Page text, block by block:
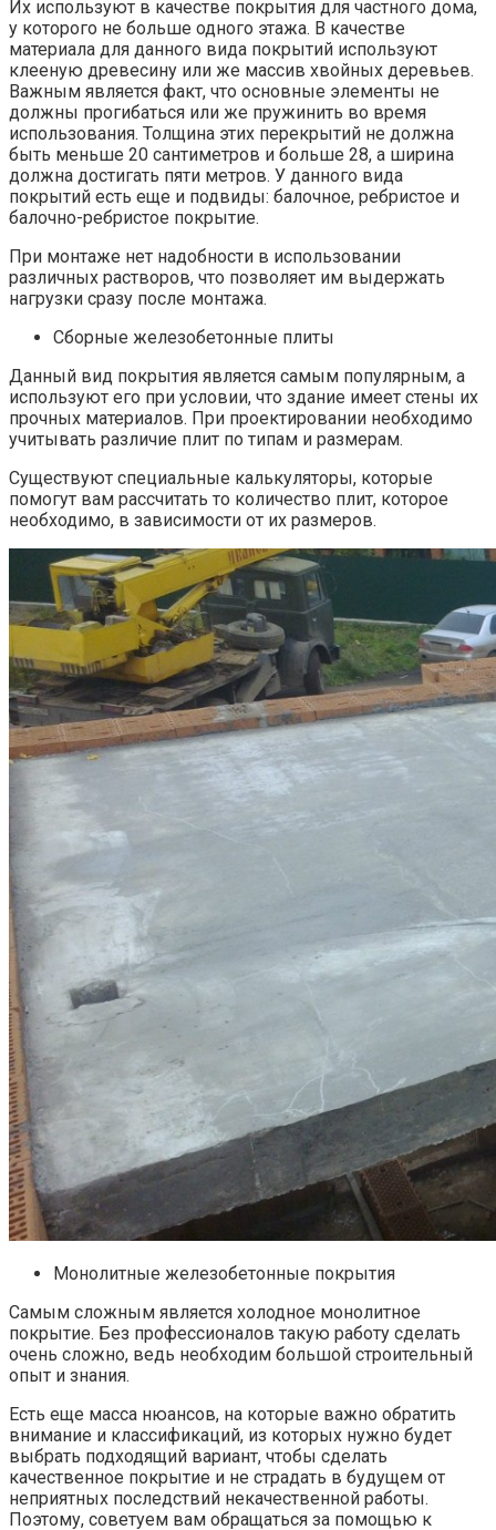
Их используют в качестве покрытия для частного дома,
у которого не больше одного этажа. В качестве
материала для данного вида покрытий используют
клееную древесину или же массив хвойных деревьев.
Важным является факт, что основные элементы не
должны прогибаться или же пружинить во время
использования. Толщина этих перекрытий не должна
быть меньше 20 сантиметров и больше 28, а ширина
должна достигать пяти метров. У данного вида
покрытий есть еще и подвиды: балочное, ребристое и
балочно-ребристое покрытие.
При монтаже нет надобности в использовании
различных растворов, что позволяет им выдержать
нагрузки сразу после монтажа.
Сборные железобетонные плиты
Данный вид покрытия является самым популярным, а
используют его при условии, что здание имеет стены их
прочных материалов. При проектировании необходимо
учитывать различие плит по типам и размерам.
Существуют специальные калькуляторы, которые
помогут вам рассчитать то количество плит, которое
необходимо, в зависимости от их размеров.
Монолитные железобетонные покрытия
Самым сложным является холодное монолитное
покрытие. Без профессионалов такую работу сделать
очень сложно, ведь необходим большой строительный
опыт и знания.
Есть еще масса нюансов, на которые важно обратить
внимание и классификаций, из которых нужно будет
выбрать подходящий вариант, чтобы сделать
качественное покрытие и не страдать в будущем от
неприятных последствий некачественной работы.
Поэтому, советуем вам обращаться за помощью к